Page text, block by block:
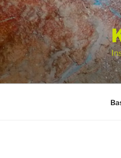
Zum
Inhalt
springen